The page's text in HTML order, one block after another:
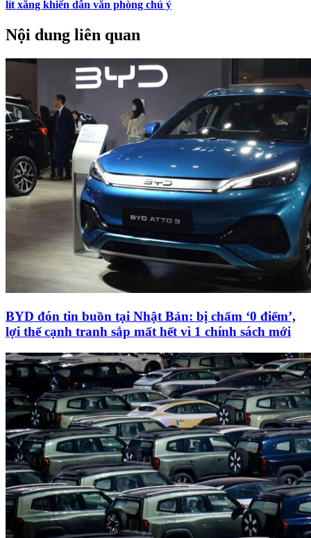
lít xăng khiến dân văn phòng chú ý
Nội dung liên quan
BYD đón tin buồn tại Nhật Bản: bị chấm ‘0 điểm’,
lợi thế cạnh tranh sắp mất hết vì 1 chính sách mới